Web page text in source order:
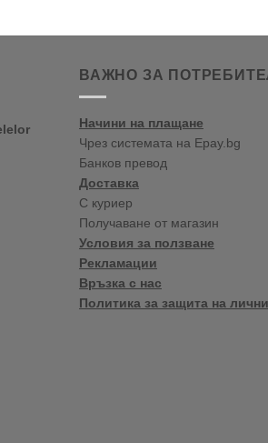
ВАЖНО ЗА
Начини на плащане
Чрез системата на Epay.bg
Банков превод
Доставка
С куриер
Получаване от магазин
Условия за ползване
Рекламации
Връзка с нас
Политика за защита на